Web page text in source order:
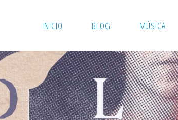
INICIO BLOG MÚSICA